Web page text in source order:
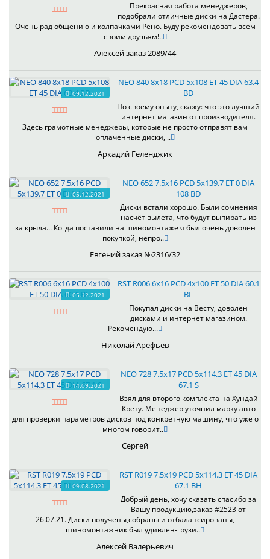
Прекрасная работа менеджеров,
подобрали отличные диски на Дастера.
Очень рад общению и колпачками Рено. Буду рекомендовать всем
своим друзьям!..
Алексей заказ 2089/44
09.12.2021
NEO 840 8x18 PCD 5x108 ET 45 DIA 63.4
BD
По своему опыту, скажу: что это лучший
интернет магазин от производителя.
Здесь грамотные менеджеры, которые не просто отправят вам
оплаченные диски, ..
Аркадий Геленджик
05.12.2021
NEO 652 7.5x16 PCD 5x139.7 ET 0 DIA
108 BD
Диски встали хорошо. Были сомнения
насчёт вылета, что будут выпирать из
за крыла... Когда поставили на шиномонтаже я был очень доволен
покупкой, непро..
Евгений заказ №2316/32
05.12.2021
RST R006 6x16 PCD 4x100 ET 50 DIA 60.1
BL
Покупал диски на Весту, доволен
дисками и интернет магазином.
Рекомендую...
Николай Арефьев
14.09.2021
NEO 728 7.5x17 PCD 5x114.3 ET 45 DIA
67.1 S
Взял для второго комплекта на Хундай
Крету. Менеджер уточнил марку авто
для проверки параметров дисков под конкретную машину, что уже о
многом говорит..
Сергей
09.08.2021
RST R019 7.5x19 PCD 5x114.3 ET 45 DIA
67.1 BH
Добрый день, хочу сказать спасибо за
Вашу продукцию,заказ #2523 от
26.07.21. Диски получены,собраны и отбалансированы,
шиномонтажник был удивлен-грузи..
Алексей Валерьевич